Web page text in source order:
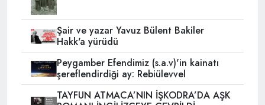
Şair ve yazar Yavuz Bülent Bakiler
Hakk'a yürüdü
Peygamber Efendimiz (s.a.v)'in kainatı
şereflendirdiği ay: Rebiülevvel
TAYFUN ATMACA’NIN İŞKODRA’DA AŞK